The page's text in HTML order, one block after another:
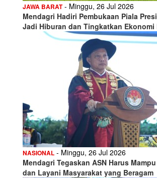
JAWA BARAT- Minggu, 26 Jul 2026
Mendagri Hadiri Pembukaan Piala
Jadi Hiburan dan Tingkatkan Ekonomi
NASIONAL - Minggu, 26 Jul 2026
Mendagri Tegaskan ASN Harus
dan Layani Masyarakat yang Beragam